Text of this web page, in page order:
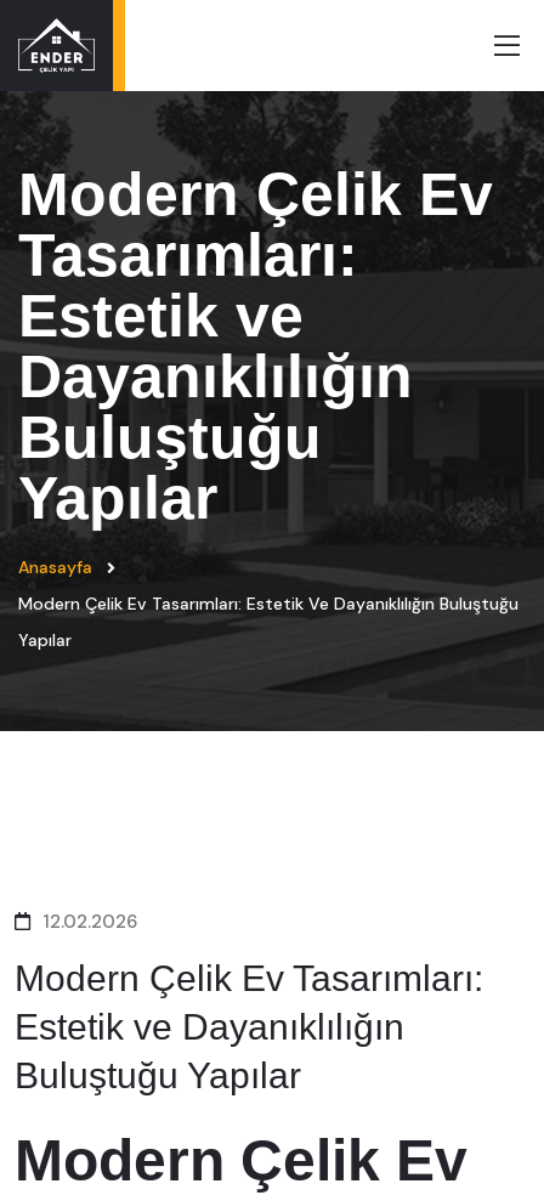
Modern Çelik Ev
Tasarımları:
Estetik ve
Dayanıklılığın
Buluştuğu
Yapılar
Anasayfa
Modern Çelik Ev Tasarımları: Estetik Ve Dayanıklılığın Buluştuğu
Yapılar
12.02.2026
Modern Çelik Ev Tasarımları:
Estetik ve Dayanıklılığın
Buluştuğu Yapılar
Modern Çelik Ev